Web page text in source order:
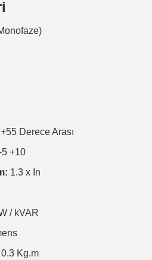
Derece Arası
5 +10
1.3 x In
/ kVAR
0.3 Kg.m